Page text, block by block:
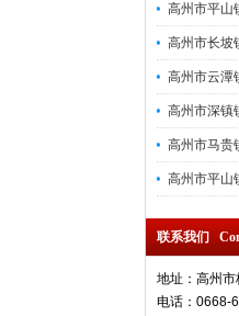
高州市平山
高州市长坡
高州市云潭
高州市深镇
高州市马贵
高州市平山
联系我们
地址：高州
电话：0668-